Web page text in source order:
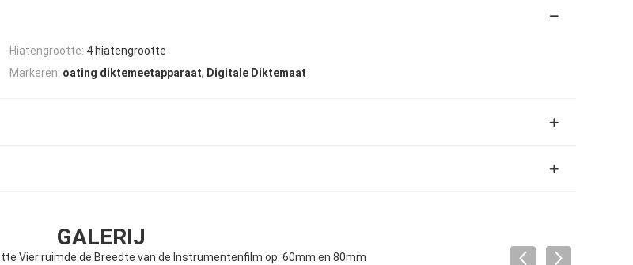
Hiatengrootte: 4 hiatengrootte
Markeren: oating diktemeetapparaat, Digitale Diktemaat
GALERIJ
Vier ruimde de Breedte van de Instrumentenfilm op: 60mm en 80mm